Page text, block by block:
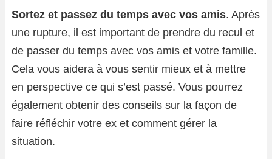
Sortez et passez du temps avec vos amis. Après
une rupture, il est important de prendre du recul et
de passer du temps avec vos amis et votre famille.
Cela vous aidera à vous sentir mieux et à mettre
en perspective ce qui s’est passé. Vous pourrez
également obtenir des conseils sur la façon de
faire réfléchir votre ex et comment gérer la
situation.